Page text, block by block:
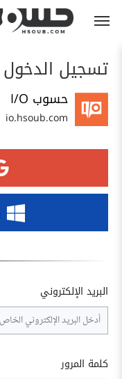
تسجيل الدخول
حسوب I/O
io.hsoub.com
البريد الإلكتروني
كلمة المرور